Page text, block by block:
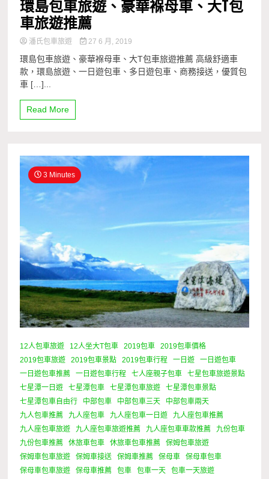
環島包車旅遊、豪華褓母車、大T包
車旅遊推薦
潘氏包車旅遊 27 6 月, 2019
環島包車旅遊、豪華褓母車、大T包車旅遊推薦 高級舒適車
款，環島旅遊、一日遊包車、多日遊包車、商務接送，優質包
車 […]...
Read More
3 Minutes
12人包車旅遊 12人坐大T包車 2019包車
2019包車價格
2019包車旅遊
2019包車景點 2019包車行程 一日遊
一日遊包車
一日遊包車推薦
一日遊包車行程 七人座親子包車
七星包車旅遊景點
七星潭一日遊
七星潭包車 七星潭包車旅遊
七星潭包車景點
七星潭包車自由行
中部包車 中部包車三天
中部包車兩天
九人包車推薦
九人座包車 九人座包車一日遊
九人座包車推薦
九人座包車旅遊
九人座包車旅遊推薦 九人座包車車款推薦
九份包車
九份包車推薦
休旅車包車 休旅車包車推薦
保姆包車旅遊
保姆車包車旅遊
保姆車接送 保姆車推薦 保母車
保母車包車
保母車包車旅遊
保母車推薦 包車 包車一天
包車一天旅遊